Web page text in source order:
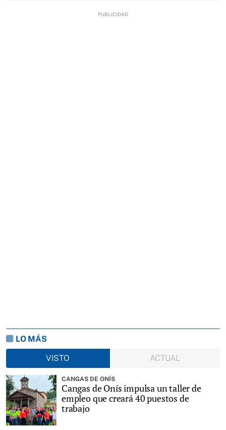
LO MÁS
VISTO
ACTUAL
CANGAS DE ONÍS
Cangas de Onís impulsa un taller de
empleo que creará 40 puestos de
trabajo